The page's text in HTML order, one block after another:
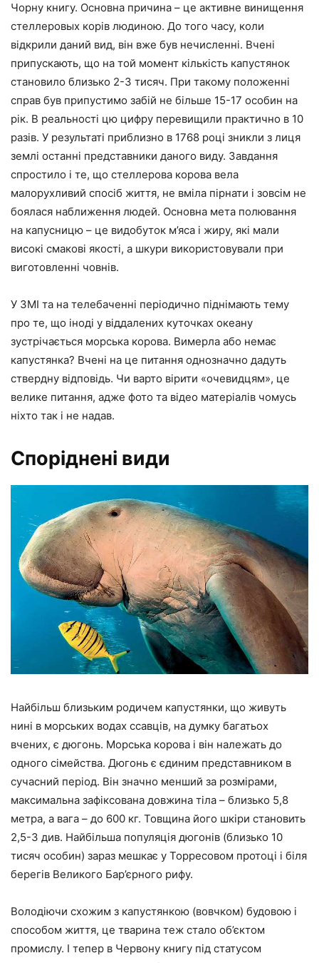
Чорну книгу. Основна причина – це активне винищення
стеллеровых корів людиною. До того часу, коли
відкрили даний вид, він вже був нечисленні. Вчені
припускають, що на той момент кількість капустянок
становило близько 2-3 тисяч. При такому положенні
справ був припустимо забій не більше 15-17 особин на
рік. В реальності цю цифру перевищили практично в 10
разів. У результаті приблизно в 1768 році зникли з лиця
землі останні представники даного виду. Завдання
спростило і те, що стеллерова корова вела
малорухливий спосіб життя, не вміла пірнати і зовсім не
боялася наближення людей. Основна мета полювання
на капусницю – це видобуток м’яса і жиру, які мали
високі смакові якості, а шкури використовували при
виготовленні човнів.
У ЗМІ та на телебаченні періодично піднімають тему
про те, що іноді у віддалених куточках океану
зустрічається морська корова. Вимерла або немає
капустянка? Вчені на це питання однозначно дадуть
ствердну відповідь. Чи варто вірити «очевидцям», це
велике питання, адже фото та відео матеріалів чомусь
ніхто так і не надав.
Споріднені види
Найбільш близьким родичем капустянки, що живуть
нині в морських водах ссавців, на думку багатьох
вчених, є дюгонь. Морська корова і він належать до
одного сімейства. Дюгонь є єдиним представником в
сучасний період. Він значно менший за розмірами,
максимальна зафіксована довжина тіла – близько 5,8
метра, а вага – до 600 кг. Товщина його шкіри становить
2,5-3 див. Найбільша популяція дюгонів (близько 10
тисяч особин) зараз мешкає у Торресовом протоці і біля
берегів Великого Бар’єрного рифу.
Володіючи схожим з капустянкою (вовчком) будовою і
способом життя, це тварина теж стало об’єктом
промислу. І тепер в Червону книгу під статусом